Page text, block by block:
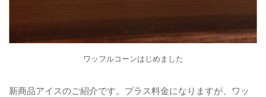
ワッフルコーンはじめました
新商品アイスのご紹介です。プラス料金になりますが、ワッ